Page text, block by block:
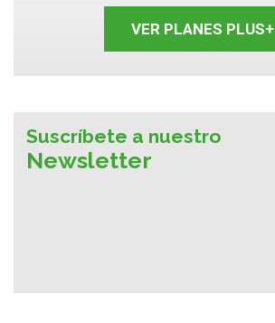
VER PLANES PLUS+
Suscríbete a nuestro
Newsletter